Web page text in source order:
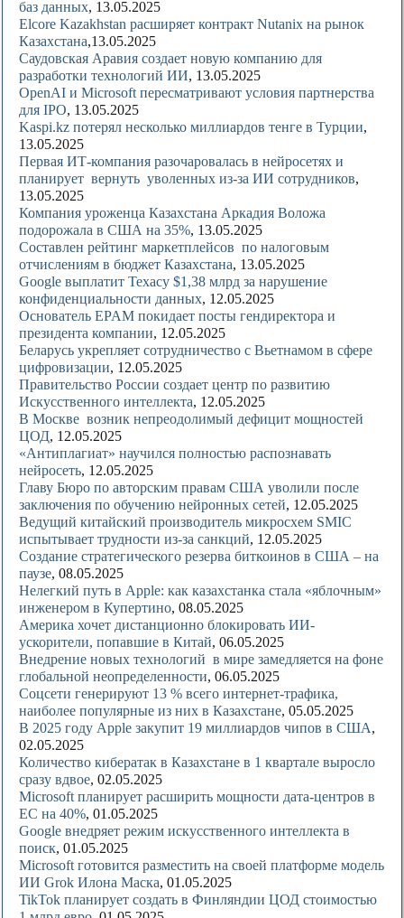
баз данных, 13.05.2025
Elcore Kazakhstan расширяет контракт Nutanix на рынок
Казахстана,13.05.2025
Саудовская Аравия создает новую компанию для
разработки технологий ИИ, 13.05.2025
OpenAI и Microsoft пересматривают условия партнерства
для IPO, 13.05.2025
Kaspi.kz потерял несколько миллиардов тенге в Турции,
13.05.2025
Первая ИТ-компания разочаровалась в нейросетях и
планирует вернуть уволенных из-за ИИ сотрудников,
13.05.2025
Компания уроженца Казахстана Аркадия Воложа
подорожала в США на 35%, 13.05.2025
Составлен рейтинг маркетплейсов по налоговым
отчислениям в бюджет Казахстана, 13.05.2025
Google выплатит Техасу $1,38 млрд за нарушение
конфиденциальности данных, 12.05.2025
Основатель EPAM покидает посты гендиректора и
президента компании, 12.05.2025
Беларусь укрепляет сотрудничество с Вьетнамом в сфере
цифровизации, 12.05.2025
Правительство России создает центр по развитию
Искусственного интеллекта, 12.05.2025
В Москве возник непреодолимый дефицит мощностей
ЦОД, 12.05.2025
«Антиплагиат» научился полностью распознавать
нейросеть, 12.05.2025
Главу Бюро по авторским правам США уволили после
заключения по обучению нейронных сетей, 12.05.2025
Ведущий китайский производитель микросхем SMIC
испытывает трудности из-за санкций, 12.05.2025
Создание стратегического резерва биткоинов в США – на
паузе, 08.05.2025
Нелегкий путь в Apple: как казахстанка стала «яблочным»
инженером в Купертино, 08.05.2025
Америка хочет дистанционно блокировать ИИ-
ускорители, попавшие в Китай, 06.05.2025
Внедрение новых технологий в мире замедляется на фоне
глобальной неопределенности, 06.05.2025
Соцсети генерируют 13 % всего интернет-трафика,
наиболее популярные из них в Казахстане, 05.05.2025
В 2025 году Apple закупит 19 миллиардов чипов в США,
02.05.2025
Количество кибератак в Казахстане в 1 квартале выросло
сразу вдвое, 02.05.2025
Microsoft планирует расширить мощности дата-центров в
ЕС на 40%, 01.05.2025
Google внедряет режим искусственного интеллекта в
поиск, 01.05.2025
Microsoft готовится разместить на своей платформе модель
ИИ Grok Илона Маска, 01.05.2025
TikTok планирует создать в Финляндии ЦОД стоимостью